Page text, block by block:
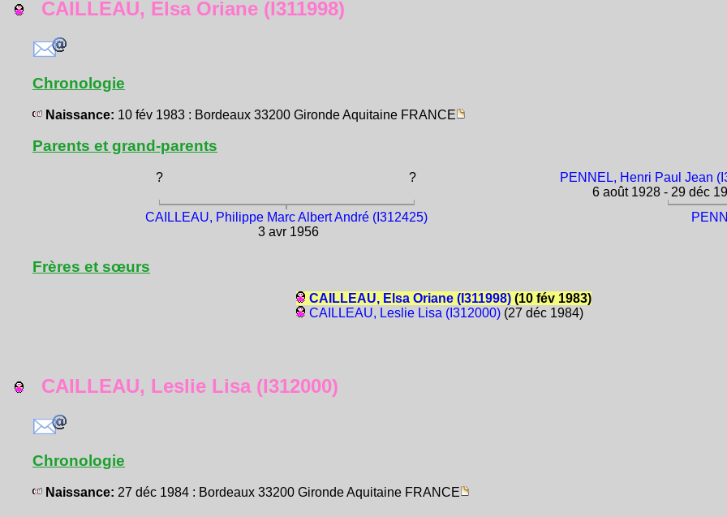
CAILLEAU, Elsa Oriane (I311998)
Chronologie
Naissance: 10 fév 1983 : Bordeaux 33200 Gironde Aquitaine FRANCE
Parents et grand-parents
? ?
PENNEL, Henri Paul Jean
6 août 1928 - 29 déc
CAILLEAU, Philippe Marc Albert André (I312425)
3 avr 1956
Frères et sœurs
CAILLEAU, Elsa Oriane (I311998) (10 fév 1983)
CAILLEAU, Leslie Lisa (I312000) (27 déc 1984)
CAILLEAU, Leslie Lisa (I312000)
Chronologie
Naissance: 27 déc 1984 : Bordeaux 33200 Gironde Aquitaine FRANCE